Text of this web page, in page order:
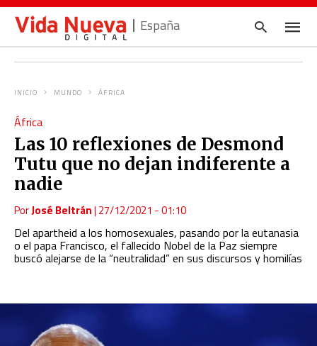
España
pulsa
en
INICIO MUNDO ÁFRICA
África
Las 10 reflexiones de Desmond
Tutu que no dejan indiferente a
nadie
PorJosé Beltrán| 27/12/2021 - 01:10
Del apartheid a los homosexuales, pasando por la eutanasia
o el papa Francisco, el fallecido Nobel de la Paz siempre
buscó alejarse de la “neutralidad” en sus discursos y homilías